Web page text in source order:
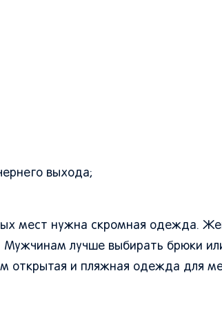
выхода;
мест нужна скромная одежда.
Мужчинам лучше выбирать брюки
открытая и пляжная одежда для